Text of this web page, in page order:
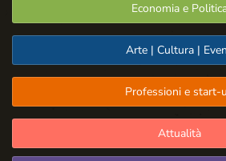
Economia e
Arte | Cultura |
Professioni e start-
Attualità